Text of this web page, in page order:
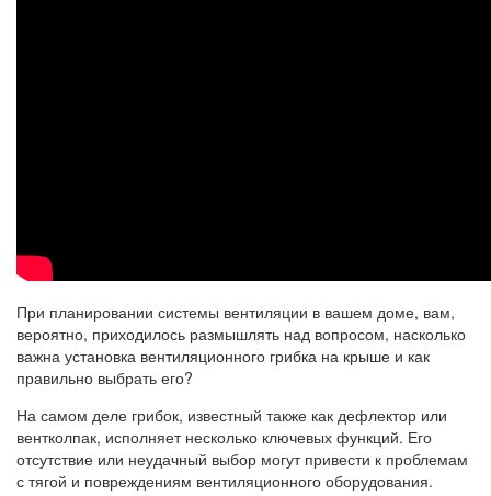
При планировании системы вентиляции в вашем доме, вам,
вероятно, приходилось размышлять над вопросом, насколько
важна установка вентиляционного грибка на крыше и как
правильно выбрать его?
На самом деле грибок, известный также как дефлектор или
вентколпак, исполняет несколько ключевых функций. Его
отсутствие или неудачный выбор могут привести к проблемам
с тягой и повреждениям вентиляционного оборудования.